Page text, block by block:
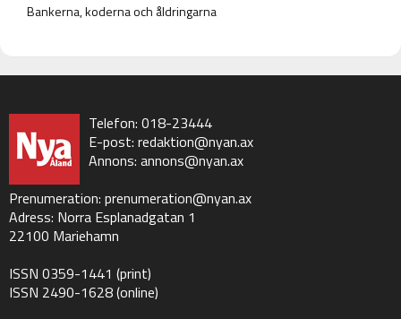
Bankerna, koderna och åldringarna
Telefon: 018-23444
E-post: redaktion@nyan.ax
Annons: annons@nyan.ax
Prenumeration: prenumeration@nyan.ax
Adress: Norra Esplanadgatan 1
22100 Mariehamn
ISSN 0359-1441 (print)
ISSN 2490-1628 (online)